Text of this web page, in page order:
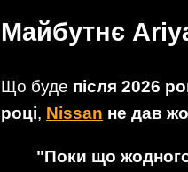
Майбутнє
Що буде після 2026
році, Nissan не дав
"Поки що